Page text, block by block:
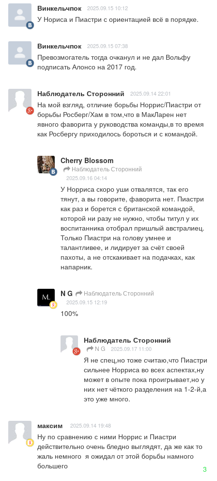
Винкельчпок 2025.09.15 10:12
У Нориса и Пиастри с ориентацией всё в порядке.
Винкельчпок 2025.09.15 07:38
Превозмогатель тогда очканул и не дал Вольфу
подписать Алонсо на 2017 год.
Наблюдатель Сторонний 2025.09.14 22:01
На мой взгляд, отличие борьбы Норрис/Пиастри от
борьбы Росберг/Хам в том,что в МакЛарен нет
явного фаворита у руководства команды,в то время
как Росбергу приходилось бороться и с командой.
Cherry Blossom
Наблюдатель Сторонний
2025.09.16 04:14
У Норриса скоро уши отвалятся, так его
тянут, а вы говорите, фаворита нет. Пиастри
как раз и борется с британской командой,
которой ни разу не нужно, чтобы титул у их
воспитанника отобрал пришлый австралиец.
Только Пиастри на голову умнее и
талантливее, и лидирует за счёт своей
пахоты, а не отскакивает на подачках, как
напарник.
N G Наблюдатель Сторонний
2025.09.15 12:19
100%
Наблюдатель Сторонний
N G 2025.09.17 11:00
Я не спец,но тоже считаю,что Пиастри
сильнее Норриса во всех аспектах,ну
может в опыте пока проигрывает,но у
них нет чёткого разделения на 1-2-й,а
это уже много.
максим 2025.09.14 19:48
Ну по сравнению с ними Норрис и Пиастри
действительно очень бледно выглядят, да же как то
жаль немного  я ожидал от этой борьбы намного
большего
3